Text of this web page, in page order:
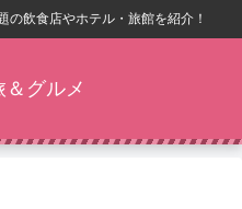
の飲食店やホテル・旅館を紹介！
＆グルメ